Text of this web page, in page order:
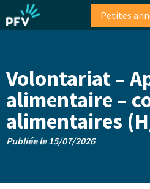
au
contenu
Petites
Volontariat –
alimentaire –
alimentaires
Publiée le 15/07/2026